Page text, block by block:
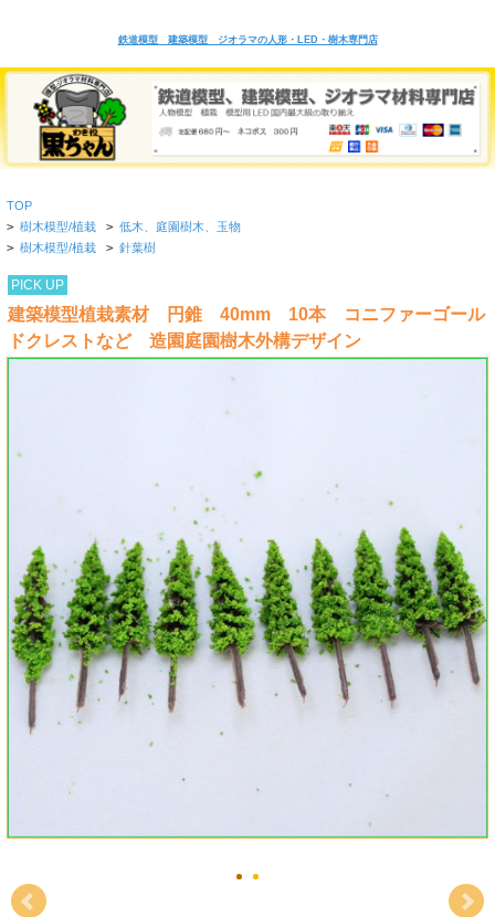
鉄道模型 建築模型 ジオラマの人形・LED・樹木専門店
TOP
> 樹木模型/植栽 > 低木、庭園樹木、玉物
> 樹木模型/植栽 > 針葉樹
PICK UP
建築模型植栽素材 円錐 40mm 10本 コニファーゴール
ドクレストなど 造園庭園樹木外構デザイン